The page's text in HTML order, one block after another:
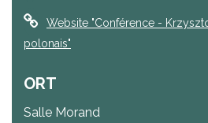
Website "Conférence -
polonais"
ORT
Salle Morand